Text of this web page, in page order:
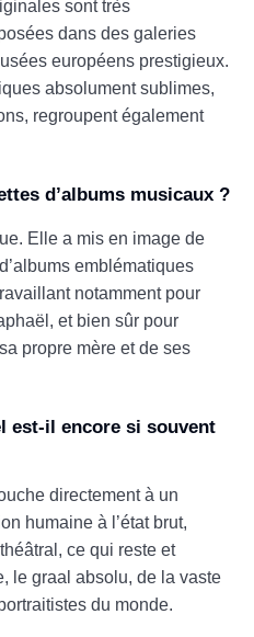
sont très
dans des galeries
européens prestigieux.
absolument sublimes,
regroupent également
d’albums musicaux ?
Elle a mis en image de
emblématiques
notamment pour
et bien sûr pour
propre mère et de ses
est-il encore si souvent
directement à un
humaine à l’état brut,
ce qui reste et
le graal absolu, de la vaste
du monde.